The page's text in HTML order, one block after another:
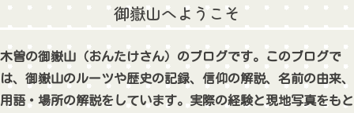
御嶽山へようこそ
木曽の御嶽山（おんたけさん）のブログです。このブログで
は、御嶽山のルーツや歴史の記録、信仰の解説、名前の由来、
用語・場所の解説をしています。実際の経験と現地写真をもと